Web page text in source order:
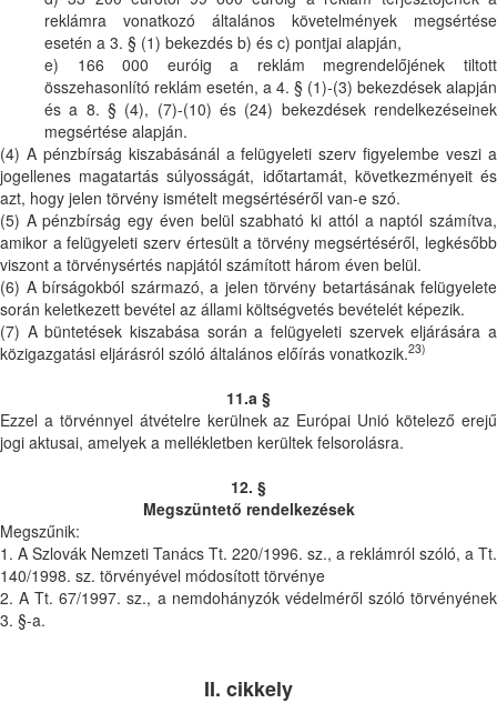
reklámra vonatkozó általános követelmények megsértése
esetén a 3. § (1) bekezdés b) és c) pontjai alapján,
e) 166 000 euróig a reklám megrendelőjének tiltott
összehasonlító reklám esetén, a 4. § (1)-(3) bekezdések alapján
és a 8. § (4), (7)-(10) és (24) bekezdések rendelkezéseinek
megsértése alapján.
(4) A pénzbírság kiszabásánál a felügyeleti szerv figyelembe veszi a
jogellenes magatartás súlyosságát, időtartamát, következményeit és
azt, hogy jelen törvény ismételt megsértéséről van-e szó.
(5) A pénzbírság egy éven belül szabható ki attól a naptól számítva,
amikor a felügyeleti szerv értesült a törvény megsértéséről, legkésőbb
viszont a törvénysértés napjától számított három éven belül.
(6) A bírságokból származó, a jelen törvény betartásának felügyelete
során keletkezett bevétel az állami költségvetés bevételét képezik.
(7) A büntetések kiszabása során a felügyeleti szervek eljárására a
közigazgatási eljárásról szóló általános előírás vonatkozik.23)
11.a §
Ezzel a törvénnyel átvételre kerülnek az Európai Unió kötelező erejű
jogi aktusai, amelyek a mellékletben kerültek felsorolásra.
12. §
Megszüntető rendelkezések
Megszűnik:
1. A Szlovák Nemzeti Tanács Tt. 220/1996. sz., a reklámról szóló, a Tt.
140/1998. sz. törvényével módosított törvénye
2. A Tt. 67/1997. sz., a nemdohányzók védelméről szóló törvényének
3. §-a.
II. cikkely